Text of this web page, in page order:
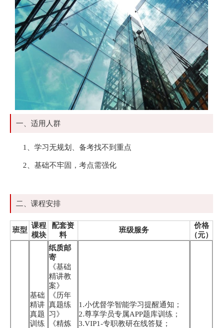
一、适用人群
1、学习无规划、备考找不到重点
2、基础不牢固，考点需强化
二、课程安排
班型
课程
模块
配套资
料
班级服务
价格
（元）
基础
精讲
真题
训练
纸质邮
寄
《基础
精讲教
案》
《历年
真题练
习》
《精炼
1.小优督学智能学习提醒通知；
2.尊享学员专属APP题库训练；
3.VIP1-专职教研在线答疑；